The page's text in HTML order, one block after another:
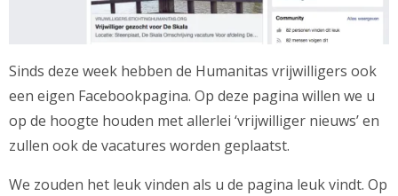
Sinds deze week hebben de Humanitas vrijwilligers ook
een eigen Facebookpagina. Op deze pagina willen we u
op de hoogte houden met allerlei ‘vrijwilliger nieuws’ en
zullen ook de vacatures worden geplaatst.
We zouden het leuk vinden als u de pagina leuk vindt. Op